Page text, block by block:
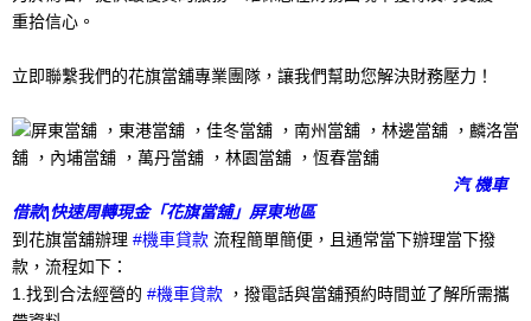
重拾信心。
立即聯繫我們的花旗當舖專業團隊，讓我們幫助您解決財務壓力！
汽 機車
借款|快速周轉現金「花旗當舖」屏東地區
到花旗當舖辦理 #機車貸款 流程簡單簡便，且通常當下辦理當下撥
款，流程如下：
1.找到合法經營的 #機車貸款 ，撥電話與當舖預約時間並了解所需攜